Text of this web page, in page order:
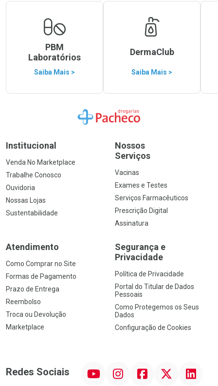
PBM
Laboratórios
Saiba Mais >
DermaClub
Saiba Mais >
Ir para a Home
Institucional
Venda No Marketplace
Trabalhe Conosco
Ouvidoria
Nossas Lojas
Sustentabilidade
Nossos
Serviços
Vacinas
Exames e Testes
Serviços Farmacêuticos
Prescrição Digital
Assinatura
Atendimento
Como Comprar no Site
Formas de Pagamento
Prazo de Entrega
Reembolso
Troca ou Devolução
Marketplace
Segurança e
Privacidade
Política de Privacidade
Portal do Titular de Dados
Pessoais
Como Protegemos os Seus
Dados
Configuração de Cookies
Redes Sociais InstagramFacebookTwitter Linkedin